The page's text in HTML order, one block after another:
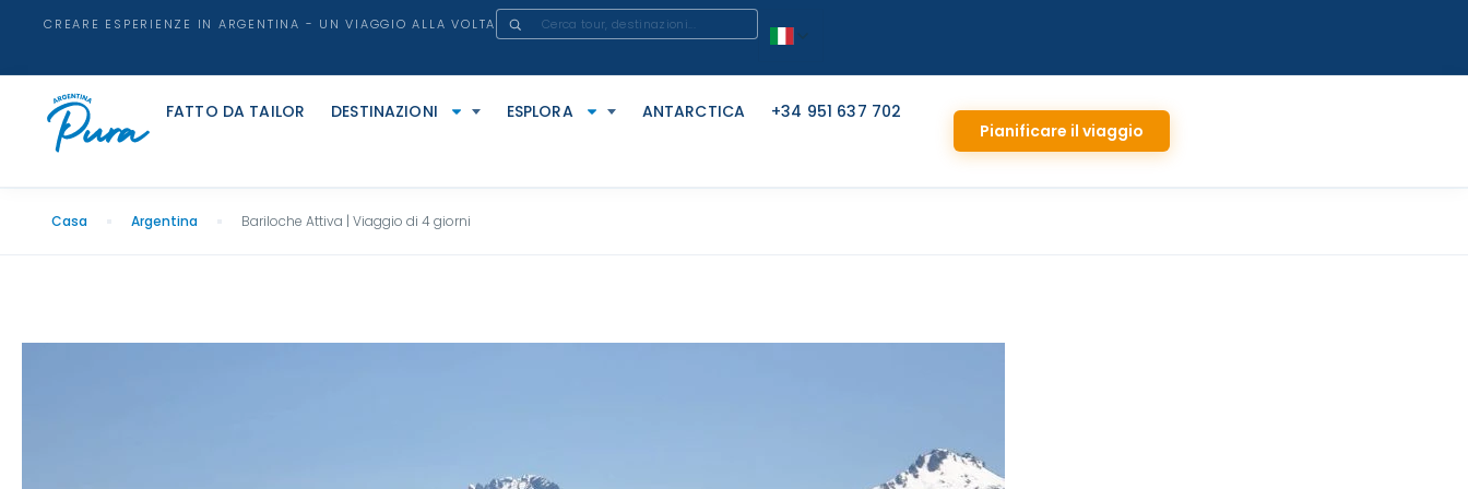
CREARE ESPERIENZE IN ARGENTINA - UN VIAGGIO ALLA VOLTA
FATTO DA TAILOR DESTINAZIONI ESPLORA ANTARCTICA
+34 951 637 702
Pianificare il viaggio
Casa Argentina Bariloche Attiva | Viaggio di 4 giorni